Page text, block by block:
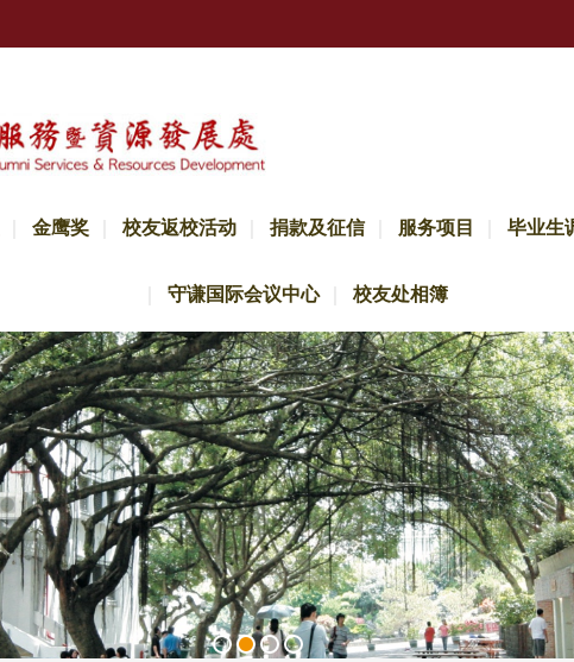
金鹰奖 校友返校活动 捐款及征信 服务项目 毕业生
守谦国际会议中心 校友处相簿